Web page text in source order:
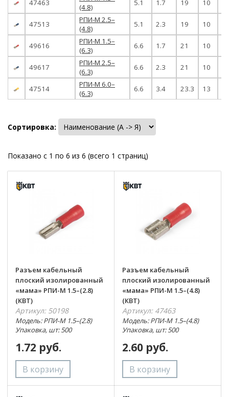
47463
(4.8)
5.1 1.7 19 10
47513
РПИ-М 2.5–
(4.8)
5.1 2.3 19 10
49616
РПИ-М 1.5–
(6.3)
6.6 1.7 21 10
49617
РПИ-М 2.5–
(6.3)
6.6 2.3 21 10
47514
РПИ-М 6.0–
(6.3)
6.6 3.4 23.3 13
Сортировка:
Показано с 1 по 6 из 6 (всего 1 страниц)
Разъем кабельный
плоский изолированный
«мама» РПИ-М 1.5–(2.8)
(КВТ)
Артикул: 50198
Модель: РПИ-М 1.5–(2.8)
Упаковка, шт: 500
1.72 руб.
Разъем кабельный
плоский изолированный
«мама» РПИ-М 1.5–(4.8)
(КВТ)
Артикул: 47463
Модель: РПИ-М 1.5–(4.8)
Упаковка, шт: 500
2.60 руб.